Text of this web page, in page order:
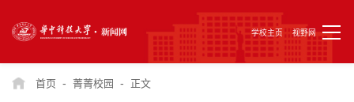
学校主页 视野网
首页 - 菁菁校园 - 正文